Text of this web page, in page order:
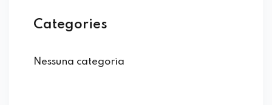
Categories
Nessuna categoria